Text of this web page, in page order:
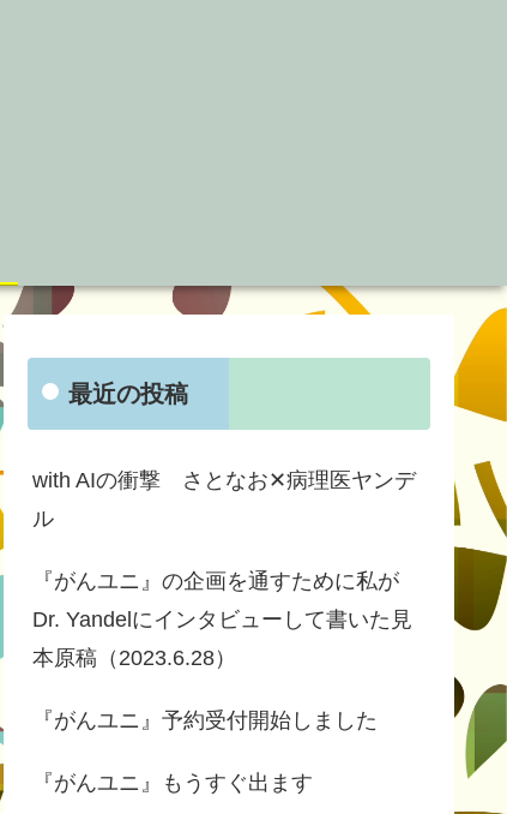
最近の投稿
with AIの衝撃 さとなお✕病理医ヤンデ
ル
『がんユニ』の企画を通すために私が
Dr. Yandelにインタビューして書いた見
本原稿（2023.6.28）
『がんユニ』予約受付開始しました
『がんユニ』もうすぐ出ます